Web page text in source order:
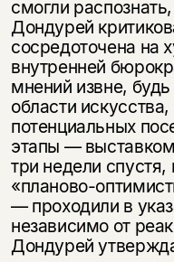
смогли
Дондурей
сосредоточена на
внутренней
мнений извне,
области
потенциальных
этапы —
три недели
«планово-
— проходили в
независимо от
Дондурей